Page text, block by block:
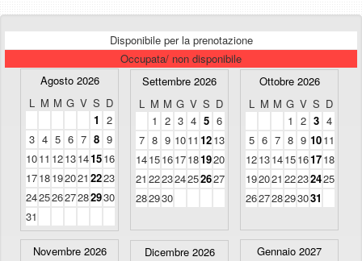
Disponibile per la prenotazione
Occupata/ non disponibile
Agosto 2026
L M M G V S D
1 2
3 4 5 6 7 8 9
1011 1213141516
1718192021 2223
24252627282930
31
Settembre 2026
L M M G V S D
1 2 3 4 5 6
7 8 9 1011 1213
14151617181920
21 222324252627
282930
Ottobre 2026
L M M G V S D
1 2 3 4
5 6 7 8 9 1011
12131415161718
192021 22232425
262728293031
Novembre 2026
Dicembre 2026
Gennaio 2027